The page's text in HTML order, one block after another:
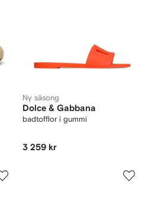
Ny säsong
Dolce & Gabbana
badtofflor i gummi
3 259 kr